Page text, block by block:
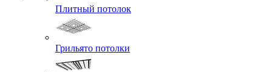
Плитный потолок
Грильято потолки